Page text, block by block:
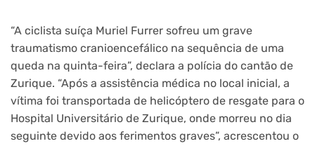
“A ciclista suíça Muriel Furrer sofreu um grave
traumatismo cranioencefálico na sequência de uma
queda na quinta-feira”, declara a polícia do cantão de
Zurique. “Após a assistência médica no local inicial, a
vítima foi transportada de helicóptero de resgate para o
Hospital Universitário de Zurique, onde morreu no dia
seguinte devido aos ferimentos graves”, acrescentou o